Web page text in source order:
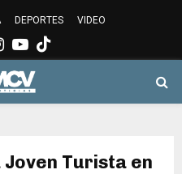
DEPORTES VIDEO
Instagram
Youtube
Turista en